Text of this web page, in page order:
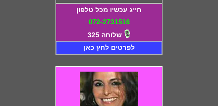
חייג עכשיו מכל טלפון
072-2731516
שלוחה 325
לפרטים לחץ כאן